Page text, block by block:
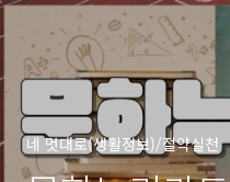
네 멋대로(생활정보)/절약실천